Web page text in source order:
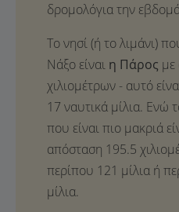
δρομολόγια την
Το νησί (ή το λιμάνι)
Νάξο είναι η Πάρος με
χιλιομέτρων - αυτό
17 ναυτικά μίλια. Ενώ
που είναι πιο μακριά
απόσταση 195.5
περίπου 121 μίλια ή
μίλια.